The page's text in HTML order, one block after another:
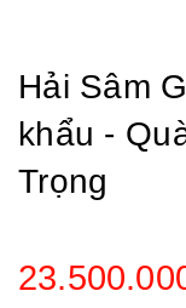
Hải Sâm
khẩu -
Trọng